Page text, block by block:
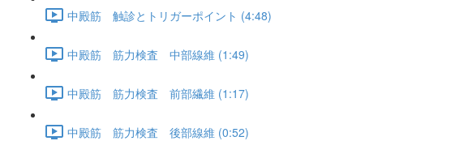
中殿筋 触診とトリガーポイント (4:48)
中殿筋 筋力検査 中部線維 (1:49)
中殿筋 筋力検査 前部繊維 (1:17)
中殿筋 筋力検査 後部線維 (0:52)